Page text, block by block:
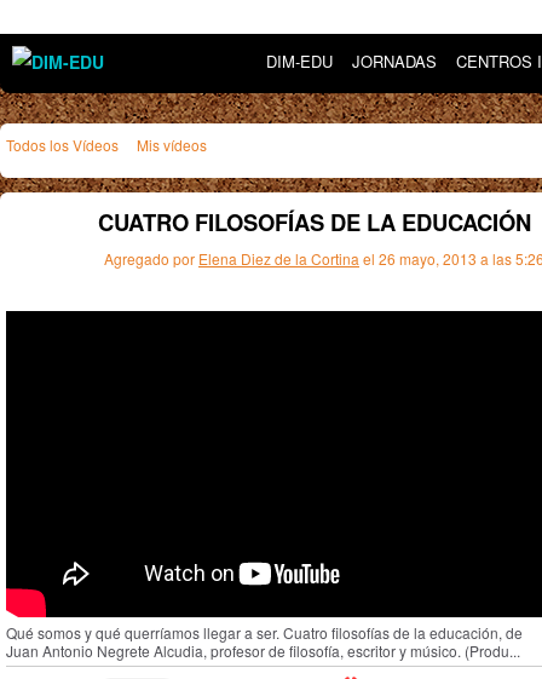
DIM-EDU JORNADAS CENTROS
Todos los Vídeos Mis vídeos
CUATRO FILOSOFÍAS DE LA EDUCACIÓN
Agregado por Elena Diez de la Cortina el 26 mayo, 2013 a las
Qué somos y qué querríamos llegar a ser. Cuatro filosofías de la educación, de
Juan Antonio Negrete Alcudia, profesor de filosofía, escritor y músico. (Produ...